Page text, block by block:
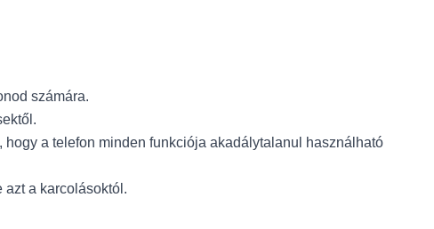
számára.
a telefon minden funkciója akadálytalanul használható
azt a karcolásoktól.